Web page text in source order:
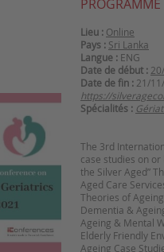
Lieu : Online
Pays : Sri Lanka
Langue : ENG
Date de début :
Date de fin : 21/
https://
Spécialités :
The 3rd
case studies on
the Silver Aged”
Aged Care
Theories of Ageing
Dementia &
Ageing & Mental
Elderly Friendly
Ageing Case